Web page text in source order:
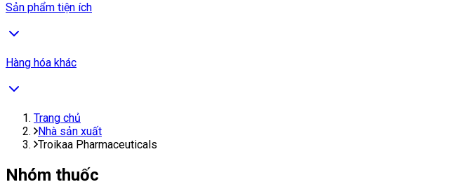
Sản phẩm tiện ích
Hàng hóa khác
Trang chủ
Nhà sản xuất
Troikaa Pharmaceuticals
Nhóm thuốc